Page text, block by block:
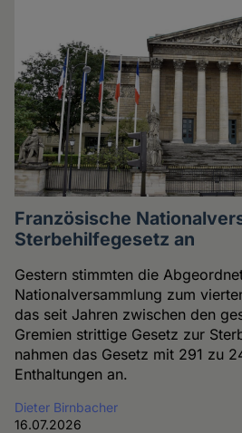
Französische
Sterbehilfegesetz an
Gestern stimmten die
Nationalversammlung zum
das seit Jahren zwischen den
Gremien strittige Gesetz zur
nahmen das Gesetz mit 291 zu
Enthaltungen an.
Dieter Birnbacher
16.07.2026